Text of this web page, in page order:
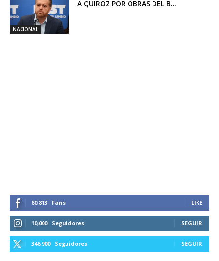
NACIONAL
A QUIROZ POR OBRAS DEL B...
60,813 Fans LIKE
10,000 Seguidores SEGUIR
346,900 Seguidores SEGUIR